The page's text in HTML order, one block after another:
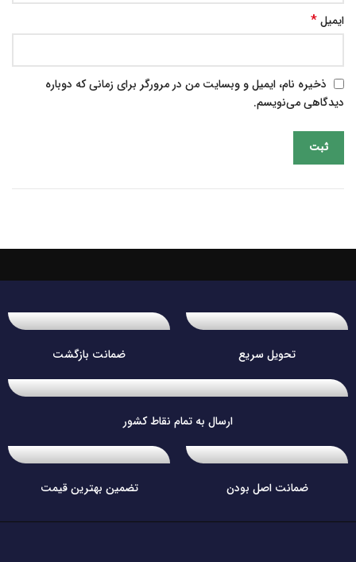
ایمیل*
ذخیره نام، ایمیل و وبسایت من در مرورگر برای زمانی که دوباره
دیدگاهی می‌نویسم.
تحویل سریع ضمانت بازگشت
ارسال به تمام نقاط کشور
ضمانت اصل بودن تضمین بهترین قیمت